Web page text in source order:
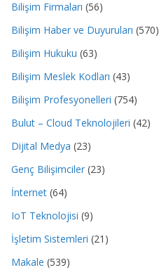
Bilişim Firmaları (56)
Bilişim Haber ve Duyuruları (570)
Bilişim Hukuku (63)
Bilişim Meslek Kodları (43)
Bilişim Profesyonelleri (754)
Bulut – Cloud Teknolojileri (42)
Dijital Medya (23)
Genç Bilişimciler (23)
İnternet (64)
IoT Teknolojisi (9)
İşletim Sistemleri (21)
Makale (539)